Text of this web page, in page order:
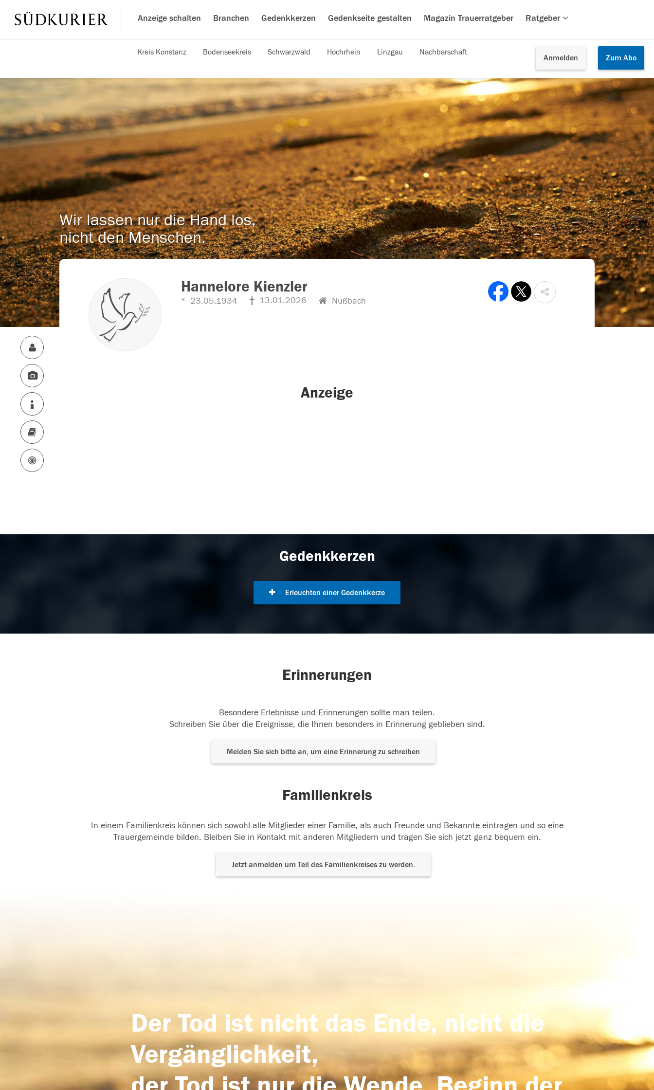
Anzeige schalten Branchen Gedenkkerzen Gedenkseite gestalten Magazin Trauerratgeber Ratgeber
Anmelden Zum Abo
Kreis Konstanz Bodenseekreis Schwarzwald Hochrhein Linzgau Nachbarschaft
Wir lassen nur die Hand los,
nicht den Menschen.
Hannelore Kienzler
23.05.1934 13.01.2026 Nußbach
Anzeige
Gedenkkerzen
Erleuchten einer Gedenkkerze
Erinnerungen
Besondere Erlebnisse und Erinnerungen sollte man teilen.
Schreiben Sie über die Ereignisse, die Ihnen besonders in Erinnerung geblieben sind.
Melden Sie sich bitte an, um eine Erinnerung zu schreiben
Familienkreis
In einem Familienkreis können sich sowohl alle Mitglieder einer Familie, als auch Freunde und Bekannte eintragen und so eine
Trauergemeinde bilden. Bleiben Sie in Kontakt mit anderen Mitgliedern und tragen Sie sich jetzt ganz bequem ein.
Jetzt anmelden um Teil des Familienkreises zu werden.
Der Tod ist nicht das Ende, nicht die
Vergänglichkeit,